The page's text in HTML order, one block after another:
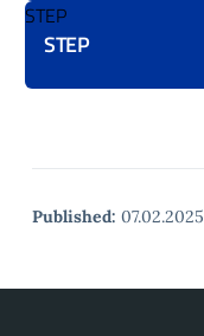
STEP
STEP
Published: 07.02.2025